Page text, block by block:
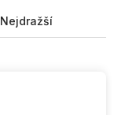
Nejdražší